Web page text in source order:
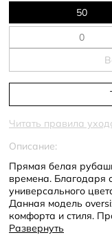
50
Читать правила
Описание:
Прямая белая
времена. Благодаря
универсального
Данная модель
комфорта и стиля.
манжетами
Развернуть